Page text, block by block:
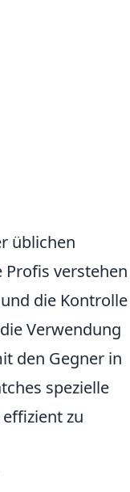
üblichen
Profis verstehen
die Kontrolle
Verwendung
den Gegner in
spezielle
zu